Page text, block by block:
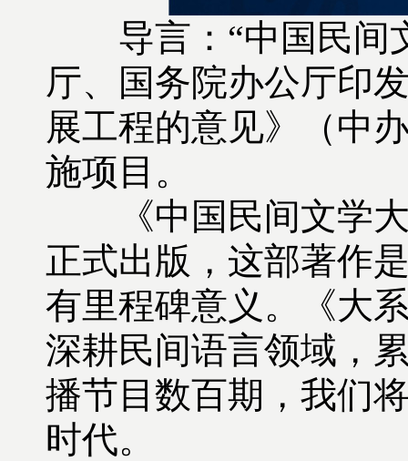
导言：“中国民间
厅、国务院办公厅印
展工程的意见》（中
施项目。
《中国民间文学大
正式出版，这部著作
有里程碑意义。《大
深耕民间语言领域，
播节目数百期，我们
时代。